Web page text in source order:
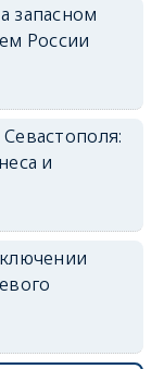
запасном
России
и